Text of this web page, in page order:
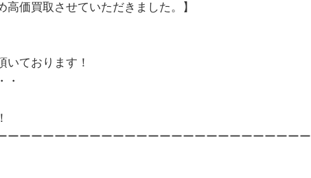
高価買取させていただきました。
】
いております！
・
ーーーーーーーーーーーーーーーーーーーーーーーーーー